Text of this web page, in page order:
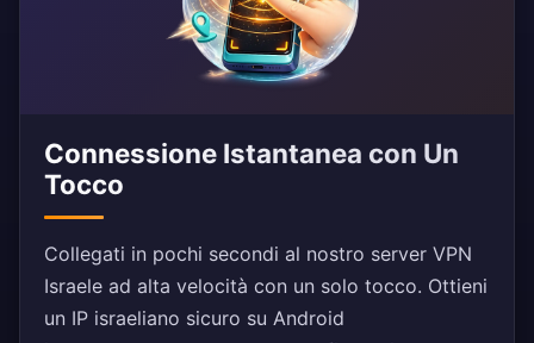
Connessione Istantanea con Un
Tocco
Collegati in pochi secondi al nostro server VPN
Israele ad alta velocità con un solo tocco. Ottieni
un IP israeliano sicuro su Android